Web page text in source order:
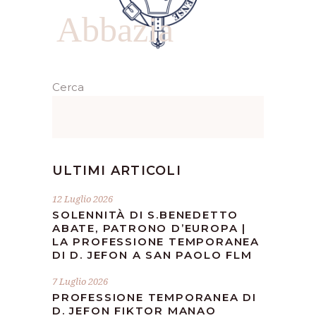
Abbazia
Cerca
ULTIMI ARTICOLI
12 Luglio 2026
SOLENNITÀ DI S.BENEDETTO
ABATE, PATRONO D’EUROPA |
LA PROFESSIONE TEMPORANEA
DI D. JEFON A SAN PAOLO FLM
7 Luglio 2026
PROFESSIONE TEMPORANEA DI
D. JEFON FIKTOR MANAO